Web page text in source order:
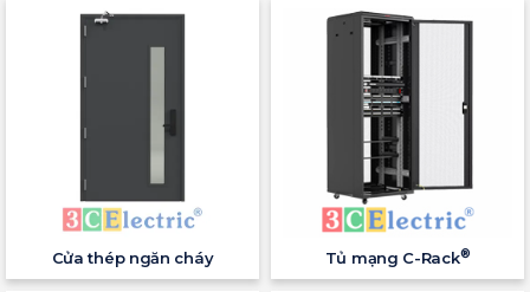
Cửa thép ngăn cháy Tủ mạng C-Rack®